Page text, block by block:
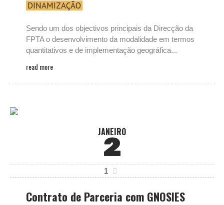
DINAMIZAÇÃO
Sendo um dos objectivos principais da Direcção da
FPTA o desenvolvimento da modalidade em termos
quantitativos e de implementação geográfica...
read more
JANEIRO
2
1
Contrato de Parceria com GNOSIES